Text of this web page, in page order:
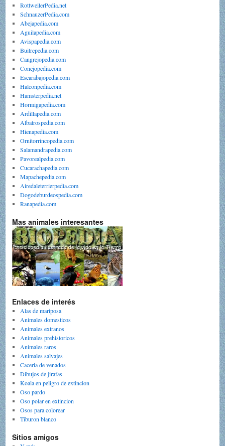
RottweilerPedia.net
SchnauzerPedia.com
Abejapedia.com
Aguilapedia.com
Avispapedia.com
Buitrepedia.com
Cangrejopedia.com
Conejopedia.com
Escarabajopedia.com
Halconpedia.com
Hamsterpedia.net
Hormigapedia.com
Ardillapedia.com
Albatrospedia.com
Hienapedia.com
Ornitorrincopedia.com
Salamandrapedia.com
Pavorealpedia.com
Cucarachapedia.com
Mapachepedia.com
Airedaleterrierpedia.com
Dogodeburdeospedia.com
Ranapedia.com
Mas animales interesantes
Enlaces de interés
Alas de mariposa
Animales domesticos
Animales extranos
Animales prehistoricos
Animales raros
Animales salvajes
Caceria de venados
Dibujos de jirafas
Koala en peligro de extincion
Oso pardo
Oso polar en extincion
Osos para colorear
Tiburon blanco
Sitios amigos